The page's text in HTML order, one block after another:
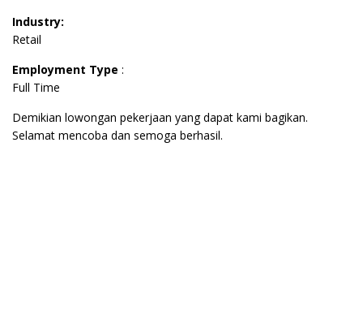
Industry:
Retail
Employment Type :
Full Time
Demikian lowongan pekerjaan yang dapat kami bagikan.
Selamat mencoba dan semoga berhasil.